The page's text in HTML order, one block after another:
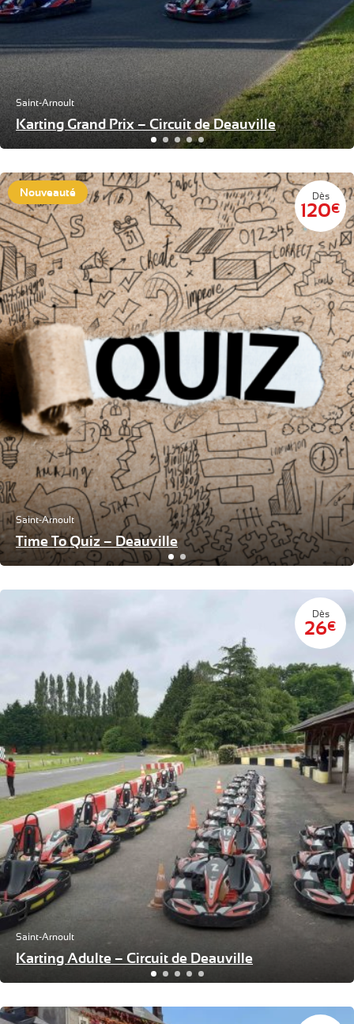
Saint-Arnoult
Karting Grand Prix – Circuit de Deauville
Nouveauté Dès
120€
Saint-Arnoult
Time To Quiz – Deauville
Dès
26€
Saint-Arnoult
Karting Adulte – Circuit de Deauville